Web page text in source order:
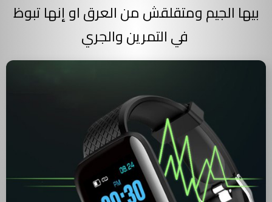
بيها الجيم ومتقلقش من العرق او إنها تبوظ